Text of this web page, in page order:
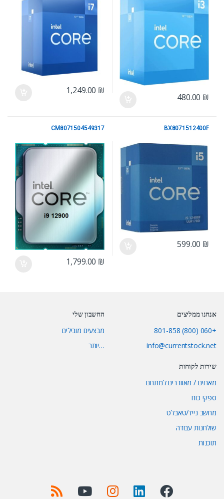
480.00 ₪
1,249.00 ₪
BX8071512400F
599.00 ₪
Intel LGA1700 Gen 12
CM8071504549317
1,799.00 ₪
אנחנו ממליצים
+060 (800) 801-858
info@currentstock.net
החשבון שלי
מבצעים מובילים
…יותר
שירות לקוחות
מארזים / מאווררים למתחם
ספקי כוח
מחשב נייד/טאבלט
שולחנות עבודה
תוכנות